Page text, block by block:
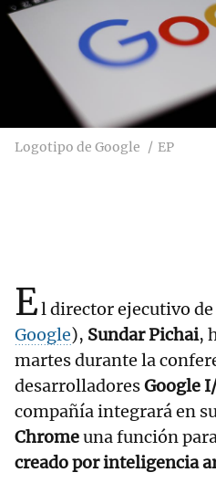
Logotipo de Google EP
El director ejecutivo
Google), Sundar Pichai,
martes durante la
desarrolladoresGoogle
compañía integrará en
Chromeuna función
creado por inteligencia